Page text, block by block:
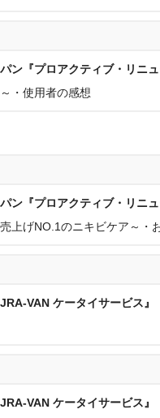
ン『プロアクティブ・リニ
・使用者の感想
ン『プロアクティブ・リニ
上げNO.1のニキビケア～・
VAN ケータイサービス』
VAN ケータイサービス』